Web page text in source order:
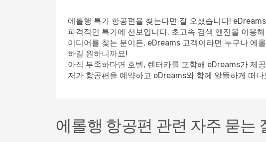
에롤행 특가 항공편을 찾는다면 잘 오셨습니다!
파격적인 특가에 선보입니다. 초고속 검색 엔진을 이용
이디어를 찾는 분이든, eDreams 고객이라면 누구나 에
하길 원하니까요!
아직 부족하다면 호텔, 렌터카를 포함해 eDreams가 제
저가 항공편을 예약하고 eDreams와 함께 알뜰하게 떠나
에롤행 항공편 관련 자주 묻는